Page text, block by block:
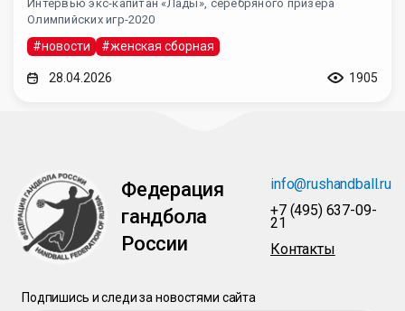
Интервью экс-капитан «Лады», серебряного призера
Олимпийских игр-2020
#новости #женская сборная
28.04.2026 1905
Федерация
гандбола
России
info@rushandball.ru
+7 (495) 637-09-
21
Контакты
Подпишись и следи за новостями сайта